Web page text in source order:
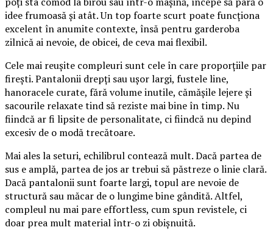
idee frumoasă și atât. Un top foarte scurt poate funcționa
excelent în anumite contexte, însă pentru garderoba
zilnică ai nevoie, de obicei, de ceva mai flexibil.
Cele mai reușite compleuri sunt cele în care proporțiile par
firești. Pantalonii drepți sau ușor largi, fustele line,
hanoracele curate, fără volume inutile, cămășile lejere și
sacourile relaxate tind să reziste mai bine în timp. Nu
fiindcă ar fi lipsite de personalitate, ci fiindcă nu depind
excesiv de o modă trecătoare.
Mai ales la seturi, echilibrul contează mult. Dacă partea de
sus e amplă, partea de jos ar trebui să păstreze o linie clară.
Dacă pantalonii sunt foarte largi, topul are nevoie de
structură sau măcar de o lungime bine gândită. Altfel,
compleul nu mai pare effortless, cum spun revistele, ci
doar prea mult material într-o zi obișnuită.